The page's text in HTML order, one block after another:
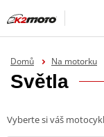
Domů Na motorku
Světla
Vyberte si váš